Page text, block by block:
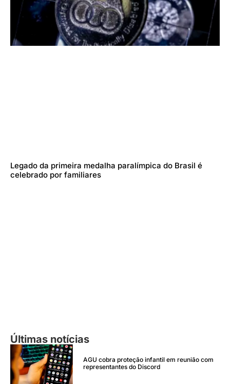
Legado da primeira medalha paralímpica do Brasil é
celebrado por familiares
Últimas notícias
AGU cobra proteção infantil em reunião com
representantes do Discord